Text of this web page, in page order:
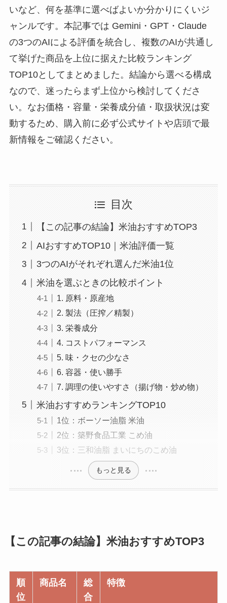
いなど、何を基準に選べばよいか分かりにくいジ
ャンルです。本記事では Gemini・GPT・Claude
の3つのAIによる評価を統合し、複数のAIが共通し
て挙げた商品を上位に据えた比較ランキング
TOP10としてまとめました。結論から選べる構成
なので、迷ったらまず上位から検討してくださ
い。なお価格・容量・栄養成分値・取扱状況は変
動するため、購入前に必ず公式サイトや店頭で最
新情報をご確認ください。
目次
【この記事の結論】米油おすすめTOP3
AIおすすめTOP10｜米油評価一覧
3つのAIがそれぞれ選んだ米油1位
米油を選ぶときの比較ポイント
1. 原料・原産地
2. 製法（圧搾／精製）
3. 栄養成分
4. コストパフォーマンス
5. 味・クセの少なさ
6. 容器・使い勝手
7. 調理の使いやすさ（揚げ物・炒め物）
米油おすすめランキングTOP10
1位：ボーソー油脂 米油
2位：築野食品工業 こめ油
3位：三和油脂 まいにちのこめ油
もっと見る
【この記事の結論】米油おすすめTOP3
順
位
商品名
総
合
特徴